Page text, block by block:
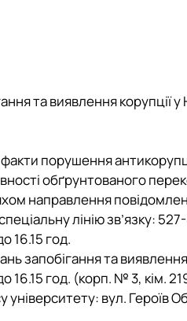
та інноваційній сферах
та виявлення корупції
порушення
обґрунтованого
направлення
лінію зв’язку:
16.15 год.
запобігання та
16.15 год. (корп. № 3, кім.
вул. Героїв